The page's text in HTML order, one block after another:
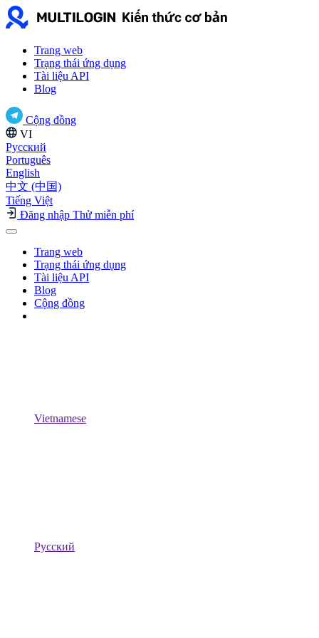
Trang web
Trạng thái ứng dụng
Tài liệu API
Blog
Cộng đồng
VI
Русский
Português
English
中文 (中国)
Tiếng Việt
Đăng nhập Thử miễn phí
Trang web
Trạng thái ứng dụng
Tài liệu API
Blog
Cộng đồng
Vietnamese
Русский